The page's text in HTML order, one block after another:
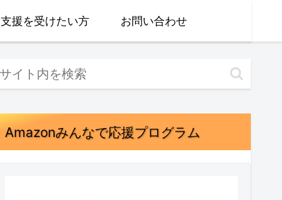
支援を受けたい方 お問い合わせ
Amazonみんなで応援プログラム